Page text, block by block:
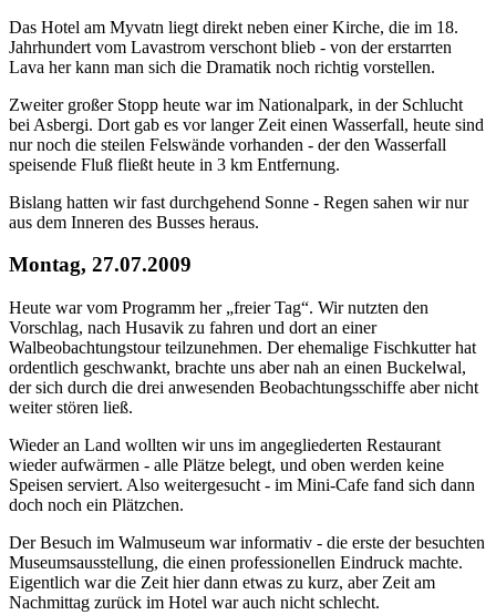
Das Hotel am Myvatn liegt direkt neben einer Kirche, die im 18.
Jahrhundert vom Lavastrom verschont blieb - von der erstarrten
Lava her kann man sich die Dramatik noch richtig vorstellen.
Zweiter großer Stopp heute war im Nationalpark, in der Schlucht
bei Asbergi. Dort gab es vor langer Zeit einen Wasserfall, heute sind
nur noch die steilen Felswände vorhanden - der den Wasserfall
speisende Fluß fließt heute in 3 km Entfernung.
Bislang hatten wir fast durchgehend Sonne - Regen sahen wir nur
aus dem Inneren des Busses heraus.
Montag, 27.07.2009
Heute war vom Programm her „freier Tag“. Wir nutzten den
Vorschlag, nach Husavik zu fahren und dort an einer
Walbeobachtungstour teilzunehmen. Der ehemalige Fischkutter hat
ordentlich geschwankt, brachte uns aber nah an einen Buckelwal,
der sich durch die drei anwesenden Beobachtungsschiffe aber nicht
weiter stören ließ.
Wieder an Land wollten wir uns im angegliederten Restaurant
wieder aufwärmen - alle Plätze belegt, und oben werden keine
Speisen serviert. Also weitergesucht - im Mini-Cafe fand sich dann
doch noch ein Plätzchen.
Der Besuch im Walmuseum war informativ - die erste der besuchten
Museumsausstellung, die einen professionellen Eindruck machte.
Eigentlich war die Zeit hier dann etwas zu kurz, aber Zeit am
Nachmittag zurück im Hotel war auch nicht schlecht.